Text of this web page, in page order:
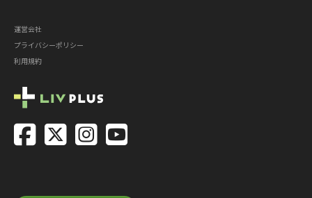
運営会社
プライバシーポリシー
利用規約